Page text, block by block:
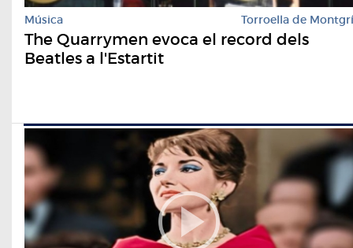
Música Torroella de Montgrí
The Quarrymen evoca el record dels
Beatles a l'Estartit